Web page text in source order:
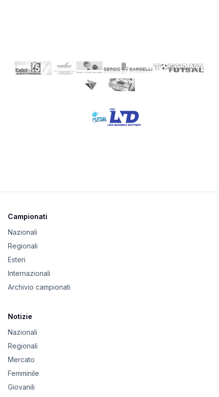
Campionati
Nazionali
Regionali
Esteri
Internazionali
Archivio campionati
Notizie
Nazionali
Regionali
Mercato
Femminile
Giovanili